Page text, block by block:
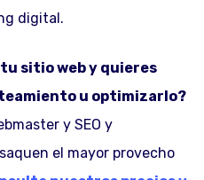
digital.
sitio web y quieres
u optimizarlo?
y SEO y
el mayor provecho